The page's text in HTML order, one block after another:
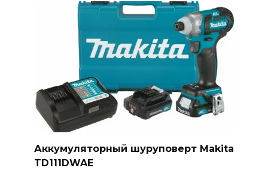
Аккумуляторный шуруповерт Makita
TD111DWAE